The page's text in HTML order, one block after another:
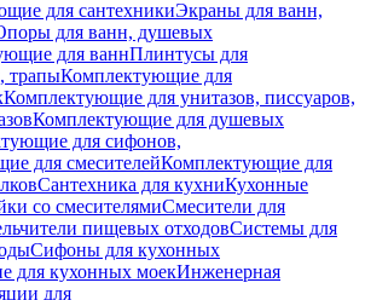
для сантехникиЭкраны для ванн,
для ванн, душевых
для ваннПлинтусы для
трапыКомплектующие для
Комплектующие для унитазов, писсуаров,
Комплектующие для душевых
для сифонов,
для смесителейКомплектующие для
Сантехника для кухниКухонные
со смесителямиСмесители для
пищевых отходовСистемы для
Сифоны для кухонных
для кухонных моекИнженерная
для